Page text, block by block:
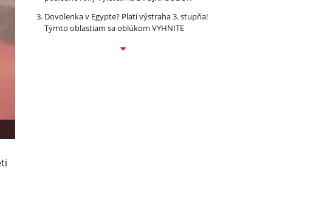
Dovolenka v Egypte? Platí výstraha 3. stupňa!
Týmto oblastiam sa oblúkom VYHNITE